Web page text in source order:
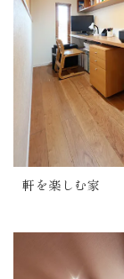
軒を楽しむ家